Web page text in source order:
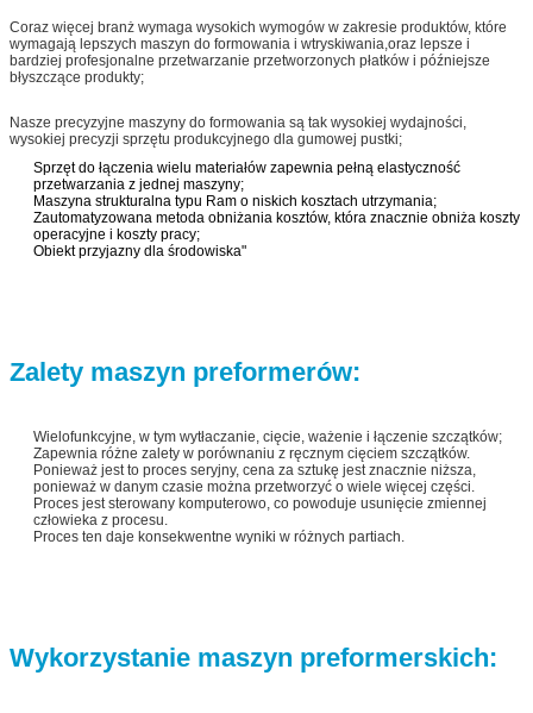
Coraz więcej branż wymaga wysokich wymogów w zakresie produktów, które
wymagają lepszych maszyn do formowania i wtryskiwania,oraz lepsze i
bardziej profesjonalne przetwarzanie przetworzonych płatków i późniejsze
błyszczące produkty;
Nasze precyzyjne maszyny do formowania są tak wysokiej wydajności,
wysokiej precyzji sprzętu produkcyjnego dla gumowej pustki;
Sprzęt do łączenia wielu materiałów zapewnia pełną elastyczność
przetwarzania z jednej maszyny;
Maszyna strukturalna typu Ram o niskich kosztach utrzymania;
Zautomatyzowana metoda obniżania kosztów, która znacznie obniża koszty
operacyjne i koszty pracy;
Obiekt przyjazny dla środowiska"
Zalety maszyn preformerów:
Wielofunkcyjne, w tym wytłaczanie, cięcie, ważenie i łączenie szczątków;
Zapewnia różne zalety w porównaniu z ręcznym cięciem szczątków.
Ponieważ jest to proces seryjny, cena za sztukę jest znacznie niższa,
ponieważ w danym czasie można przetworzyć o wiele więcej części.
Proces jest sterowany komputerowo, co powoduje usunięcie zmiennej
człowieka z procesu.
Proces ten daje konsekwentne wyniki w różnych partiach.
Wykorzystanie maszyn preformerskich: